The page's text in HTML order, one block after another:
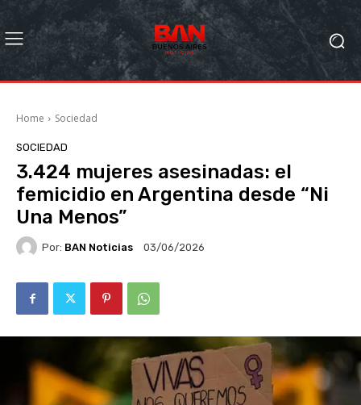
Home Sociedad
SOCIEDAD
3.424 mujeres asesinadas: el
femicidio en Argentina desde “Ni
Una Menos”
Por: BAN Noticias 03/06/2026